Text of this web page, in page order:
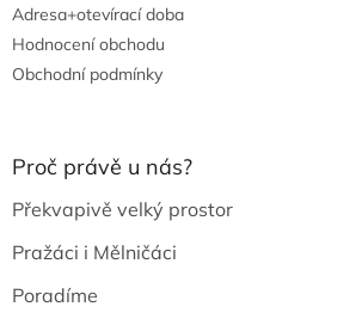
Adresa+otevírací doba
Hodnocení obchodu
Obchodní podmínky
Proč právě u nás?
Překvapivě velký prostor
Pražáci i Mělničáci
Poradíme